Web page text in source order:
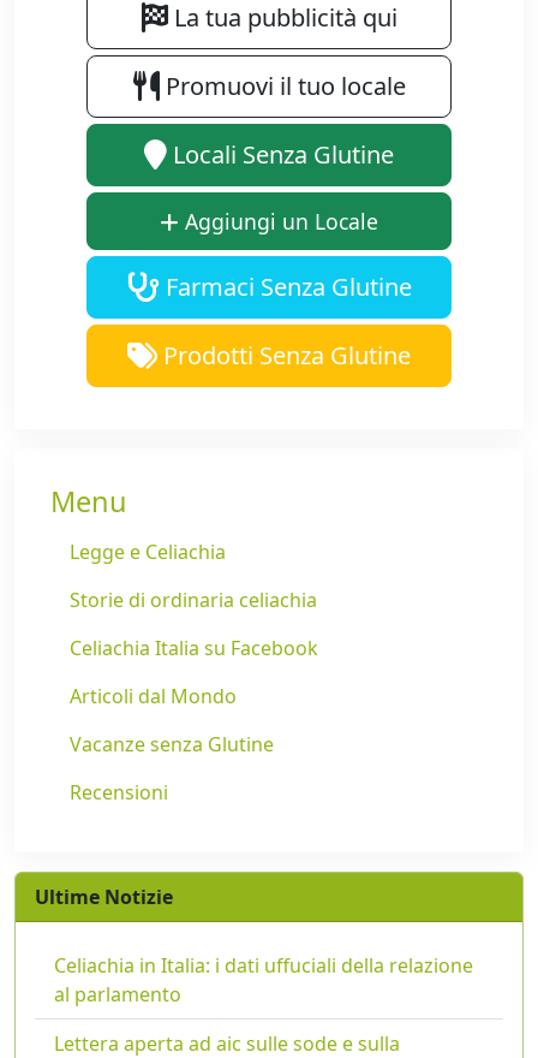
La tua pubblicità qui
Promuovi il tuo locale
Locali Senza Glutine
Aggiungi un Locale
Farmaci Senza Glutine
Prodotti Senza Glutine
Menu
Legge e Celiachia
Storie di ordinaria celiachia
Celiachia Italia su Facebook
Articoli dal Mondo
Vacanze senza Glutine
Recensioni
Ultime Notizie
Celiachia in Italia: i dati uffuciali della relazione
al parlamento
Lettera aperta ad aic sulle sode e sulla